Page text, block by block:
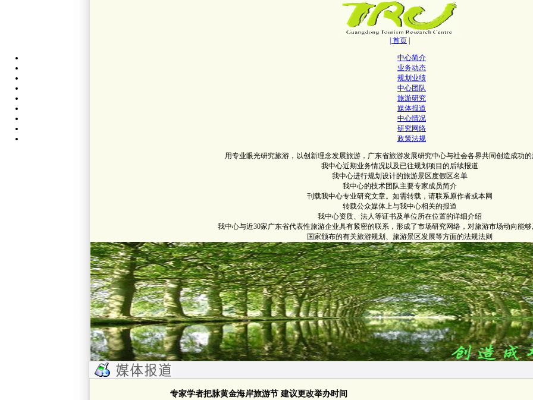
| 首页
中心简介
业务动态
规划业绩
中心团队
旅游研究
媒体报道
中心情况
研究网络
政策法规
用专业眼光研究旅游，以创新理念发展旅游，广东省旅游发展研究中心与社会各界共同创造成功
我中心近期业务情况以及已往规划项目的后续报道
我中心进行规划设计的旅游景区度假区名单
我中心的技术团队主要专家成员简介
刊载我中心专业研究文章。如需转载，请联系原作者或本网
转载公众媒体上与我中心相关的报道
我中心资质、法人等证书及单位所在位置的详细介绍
我中心与近30家广东省代表性旅游企业具有紧密的联系，形成了市场研究网络，对旅游市场动向能
国家颁布的有关旅游规划、旅游景区发展等方面的法规法则
专家学者把脉黄金海岸旅游节 建议更改举办时间